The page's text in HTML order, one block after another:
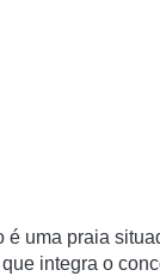
é uma praia
integra o